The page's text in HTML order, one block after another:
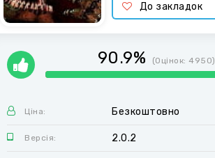
До закладок
90.9% (Оцінок: 4950)
Ціна: Безкоштовно
Версія: 2.0.2